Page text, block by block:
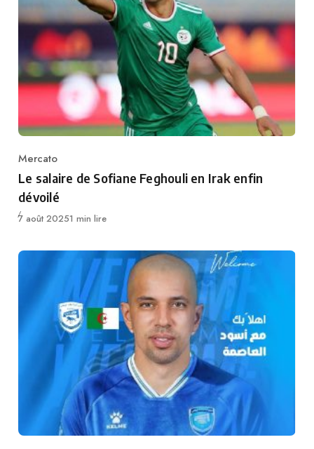
Category
Mercato
Le salaire de Sofiane Feghouli en Irak enfin
dévoilé
Publié
7 août 20251 min lire